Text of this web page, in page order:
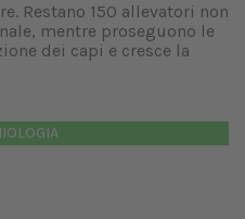
Restano 150 allevatori non
mentre proseguono le
dei capi e cresce la